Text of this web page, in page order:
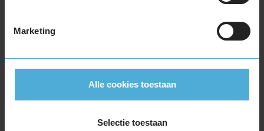
Marketing
Alle cookies toestaan
Selectie toestaan
205/55R16 94V EXTRALOAD
205/60R16 96H EXTRALOAD